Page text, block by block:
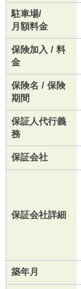
駐車場/
月額料金
保険加入 / 料
金
保険名 / 保険
期間
保証人代行義
務
保証会社
保証会社詳細
築年月